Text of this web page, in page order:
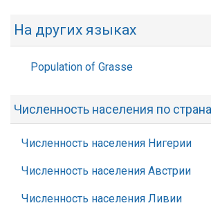
На других языках
Population of Grasse
Численность населения по
Численность населения Нигерии
Численность населения Австрии
Численность населения Ливии